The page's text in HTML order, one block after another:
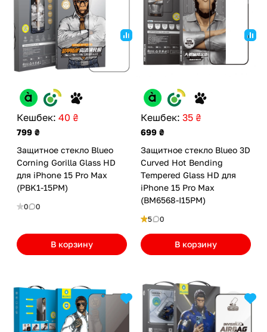
Кешбек: 40 ₴
799 ₴
Защитное стекло Blueo
Corning Gorilla Glass HD
для iPhone 15 Pro Max
(PBK1-15PM)
0 0
В корзину
Кешбек: 35 ₴
699 ₴
Защитное стекло Blueo 3D
Curved Hot Bending
Tempered Glass HD для
iPhone 15 Pro Max
(BM6568-I15PM)
5 0
В корзину